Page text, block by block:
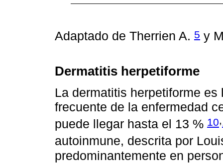
Adaptado de Therrien A. 5 y
Dermatitis herpetiforme
La dermatitis herpetiforme
frecuente de la enfermedad
puede llegar hasta el 13 % 10,
autoinmune, descrita por
predominantemente en